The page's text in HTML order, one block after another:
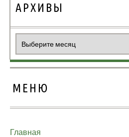
АРХИВЫ
МЕНЮ
Главная